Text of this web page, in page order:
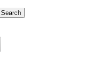
Search